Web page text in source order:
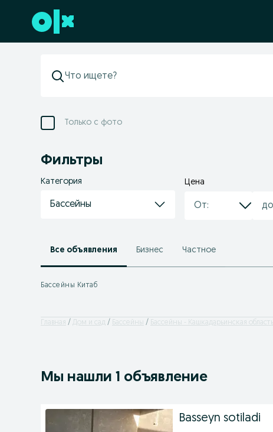
Перейти к нижнему колонтитулу
Только с фото
Фильтры
Категория
Бассейны
Цена
Все объявления Бизнес Частное
Бассейны Китаб
Главная Дом и сад Бассейны Бассейны - Кашкадарьинская область
Мы нашли 1 объявление
Basseyn sotiladi